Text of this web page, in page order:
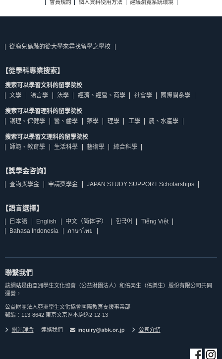
會員規約
個人資料使用方法 建議瀏覽系統環境
從鹿兒島縣的從大學來尋找留學之學校
【從學科專業搜索】
搜索可以學習文科的留學院校
文學
語言學 法學 經濟、經營、商學 社會學 國際關系學
搜索可以學習理科的留學院校
護理、保健學
醫、齒學 藥學 理學 工學 農、水產學
搜索可以學習文理科的留學院校
師範、教育學
生活科學 藝術學 綜合科學
【獎學金咨詢】
查詢獎學金 申請獎學金 JAPAN STUDY SUPPORT Scholarships
【語言選擇】
日本語 English 中文（简体字） 한국어
Tiếng Việt
Bahasa Indonesia
ภาษาไทย
聯繫我們
該網站是由亞洲學生文化協會（公益財團法人）和倍楽生（倍樂生）股份有限公司共同
運營。
公益財團法人亞洲學生文化協會國際教育支援事業部
郵編：113-8642 東京文京區本駒込2-12-13
網站理念 連絡我們 公司介紹